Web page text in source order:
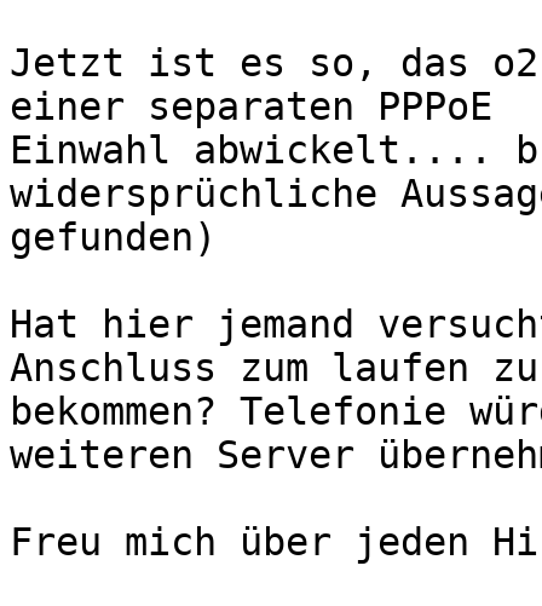
Jetzt ist es so, das
einer separaten PPPoE
Einwahl abwickelt....
widersprüchliche
gefunden)
Hat hier jemand
Anschluss zum laufen
bekommen? Telefonie
weiteren Server
Freu mich über jeden